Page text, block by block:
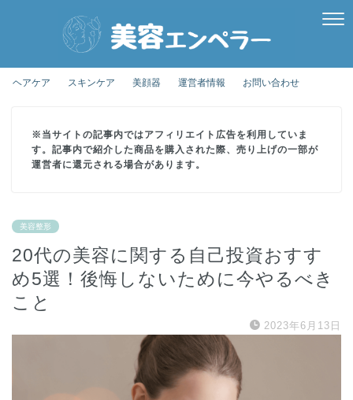
ヘアケア スキンケア 美顔器 運営者情報 お問い合わせ
※当サイトの記事内ではアフィリエイト広告を利用していま
す。記事内で紹介した商品を購入された際、売り上げの一部が
運営者に還元される場合があります。
美容整形
20代の美容に関する自己投資おすす
め5選！後悔しないために今やるべき
こと
2023年6月13日